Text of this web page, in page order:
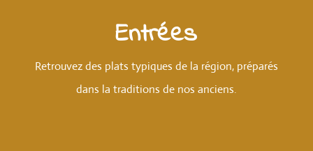
Entrées
Retrouvez des plats typiques de la région, préparés
dans la traditions de nos anciens.